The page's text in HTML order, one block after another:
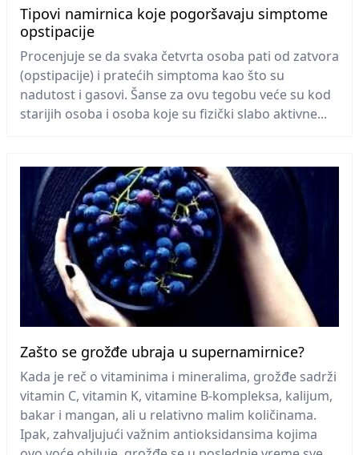
Tipovi namirnica koje pogoršavaju simptome
opstipacije
Procenjuje se da svaka četvrta osoba pati od zatvora
(opstipacije) i pratećih simptoma kao što su
nadutost i gasovi. Šanse za ovu tegobu veće su kod
starijih osoba i osoba koje su fizički slabo aktivne...
Zašto se grožđe ubraja u supernamirnice?
Kada je reč o vitaminima i mineralima, grožđe sadrži
vitamin C, vitamin K, vitamine B-kompleksa, kalijum,
bakar i mangan, ali u relativno malim količinama.
Ipak, zahvaljujući važnim antioksidansima kojima